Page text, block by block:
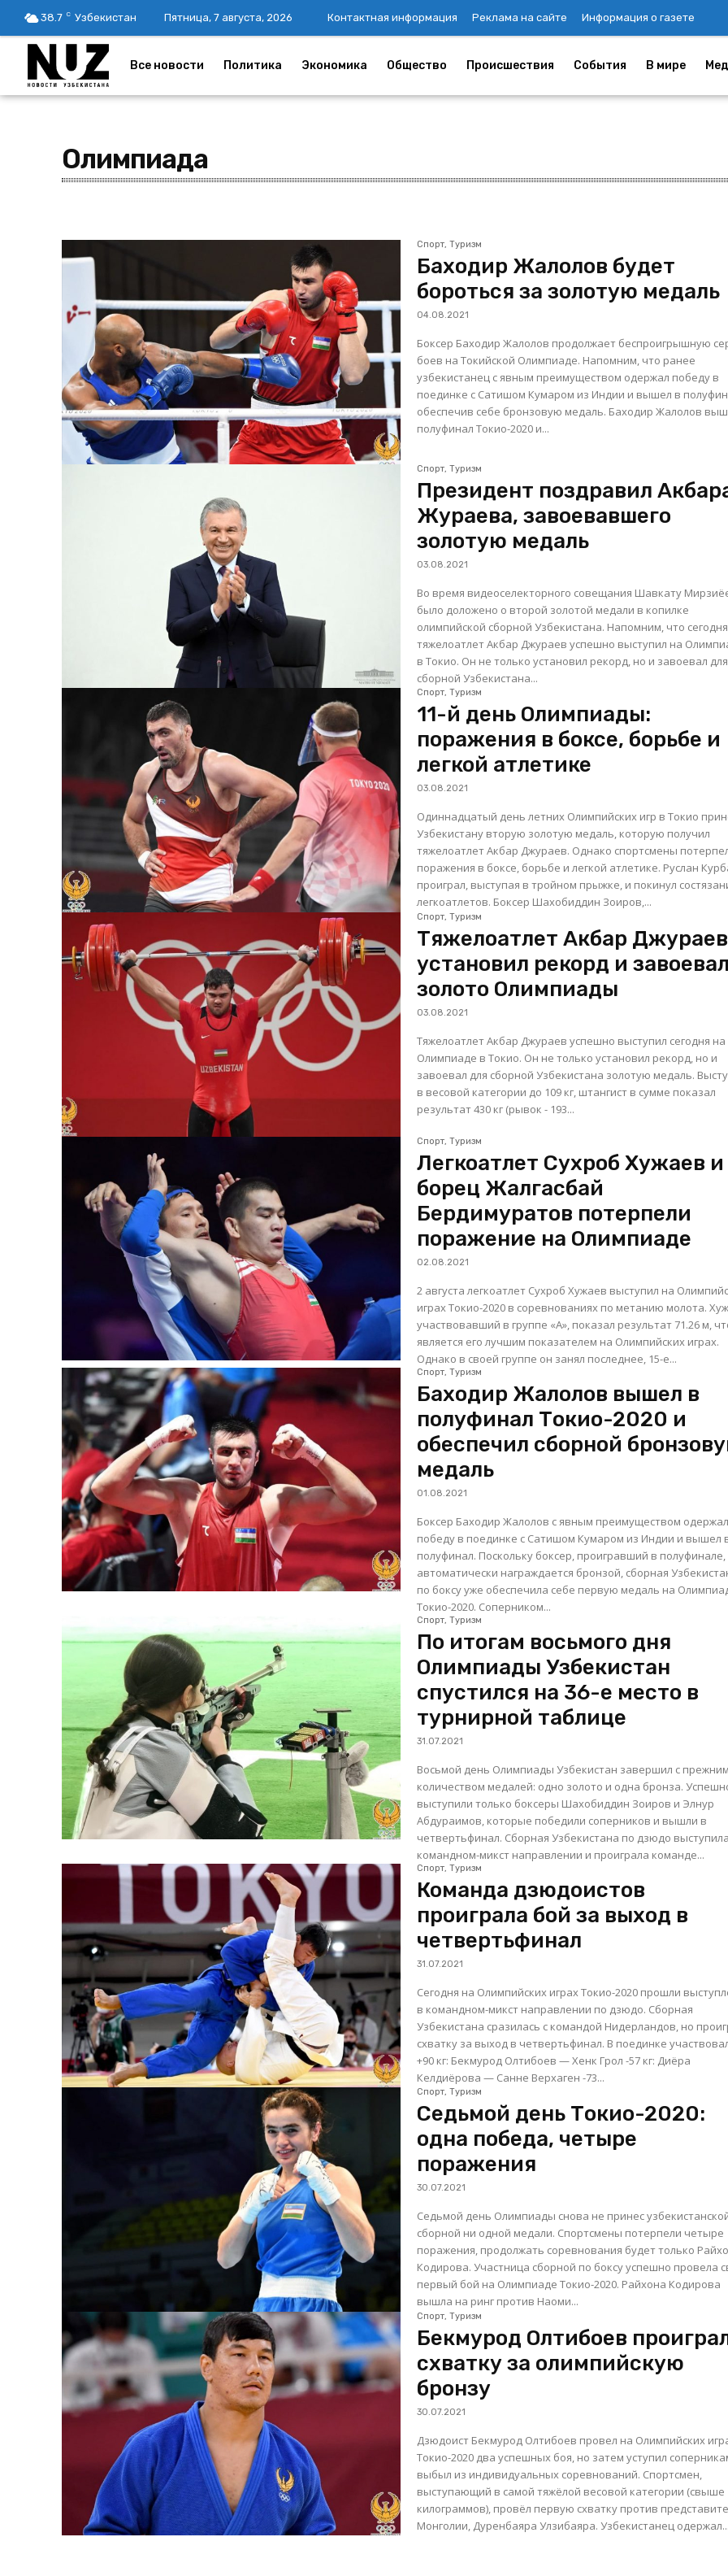
38.7 C Узбекистан Пятница, 7 августа, 2026 Контактная информация Реклама на сайте Информация о газете
Все новости Политика Экономика Общество Происшествия События В мире
Олимпиада
Спорт, Туризм
Баходир Жалолов будет
бороться за золотую медаль
04.08.2021
Боксер Баходир Жалолов продолжает беспроигрышную
боев на Токийской Олимпиаде. Напомним, что ранее
узбекистанец с явным преимуществом одержал победу в
поединке с Сатишом Кумаром из Индии и вышел в
обеспечив себе бронзовую медаль. Баходир Жалолов вышел в
полуфинал Токио-2020 и...
Спорт, Туризм
Президент поздравил
Жураева, завоевавшего
золотую медаль
03.08.2021
Во время видеоселекторного совещания Шавкату
было доложено о второй золотой медали в копилке
олимпийской сборной Узбекистана. Напомним, что сегодня
тяжелоатлет Акбар Джураев успешно выступил на
в Токио. Он не только установил рекорд, но и завоевал для
сборной Узбекистана...
Спорт, Туризм
11-й день Олимпиады:
поражения в боксе, борьбе и
легкой атлетике
03.08.2021
Одиннадцатый день летних Олимпийских игр в Токио
Узбекистану вторую золотую медаль, которую получил
тяжелоатлет Акбар Джураев. Однако спортсмены
поражения в боксе, борьбе и легкой атлетике. Руслан Курбанов
проиграл, выступая в тройном прыжке, и покинул
легкоатлетов. Боксер Шахобиддин Зоиров,...
Спорт, Туризм
Тяжелоатлет Акбар Джураев
установил рекорд и завоевал
золото Олимпиады
03.08.2021
Тяжелоатлет Акбар Джураев успешно выступил сегодня на
Олимпиаде в Токио. Он не только установил рекорд, но и
завоевал для сборной Узбекистана золотую медаль. Выступая
в весовой категории до 109 кг, штангист в сумме показал
результат 430 кг (рывок - 193...
Спорт, Туризм
Легкоатлет Сухроб Хужаев и
борец Жалгасбай
Бердимуратов потерпели
поражение на Олимпиаде
02.08.2021
2 августа легкоатлет Сухроб Хужаев выступил на
играх Токио-2020 в соревнованиях по метанию молота. Хужаев,
участвовавший в группе «А», показал результат 71.26 м,
является его лучшим показателем на Олимпийских играх.
Однако в своей группе он занял последнее, 15-е...
Спорт, Туризм
Баходир Жалолов вышел в
полуфинал Токио-2020 и
обеспечил сборной
медаль
01.08.2021
Боксер Баходир Жалолов с явным преимуществом одержал
победу в поединке с Сатишом Кумаром из Индии и вышел
полуфинал. Поскольку боксер, проигравший в полуфинале,
автоматически награждается бронзой, сборная
по боксу уже обеспечила себе первую медаль на
Токио-2020. Соперником...
Спорт, Туризм
По итогам восьмого дня
Олимпиады Узбекистан
спустился на 36-е место в
турнирной таблице
31.07.2021
Восьмой день Олимпиады Узбекистан завершил с прежним
количеством медалей: одно золото и одна бронза. Успешно
выступили только боксеры Шахобиддин Зоиров и Элнур
Абдураимов, которые победили соперников и вышли в
четвертьфинал. Сборная Узбекистана по дзюдо выступила в
командном-микст направлении и проиграла команде...
Спорт, Туризм
Команда дзюдоистов
проиграла бой за выход в
четвертьфинал
31.07.2021
Сегодня на Олимпийских играх Токио-2020 прошли
в командном-микст направлении по дзюдо. Сборная
Узбекистана сразилась с командой Нидерландов, но
схватку за выход в четвертьфинал. В поединке участвовали:
+90 кг: Бекмурод Олтибоев — Хенк Грол -57 кг: Диëра
Келдиëрова — Санне Верхаген -73...
Спорт, Туризм
Седьмой день Токио-2020:
одна победа, четыре
поражения
30.07.2021
Седьмой день Олимпиады снова не принес
сборной ни одной медали. Спортсмены потерпели четыре
поражения, продолжать соревнования будет только
Кодирова. Участница сборной по боксу успешно провела свой
первый бой на Олимпиаде Токио-2020. Райхона Кодирова
вышла на ринг против Наоми...
Спорт, Туризм
Бекмурод Олтибоев
схватку за олимпийскую
бронзу
30.07.2021
Дзюдоист Бекмурод Олтибоев провел на Олимпийских
Токио-2020 два успешных боя, но затем уступил
выбыл из индивидуальных соревнований. Спортсмен,
выступающий в самой тяжёлой весовой категории (свыше
килограммов), провёл первую схватку против
Монголии, Дуренбаяра Улзибаяра. Узбекистанец одержал...